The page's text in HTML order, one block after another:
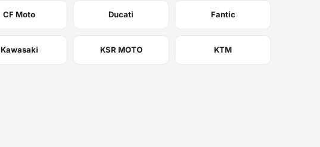
CF Moto Ducati Fantic
Kawasaki KSR MOTO KTM